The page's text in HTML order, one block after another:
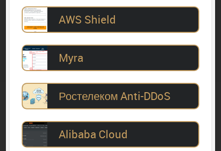
AWS Shield
Myra
Ростелеком Anti-DDoS
Alibaba Cloud